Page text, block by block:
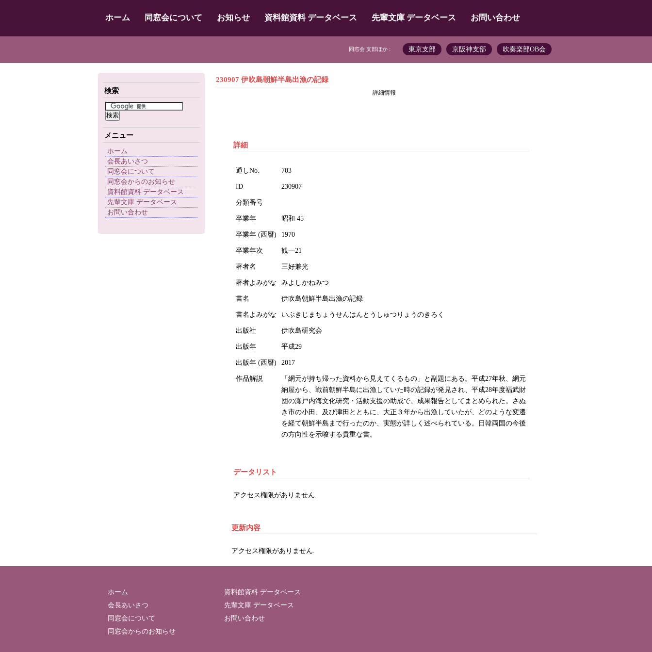
ホーム 同窓会について お知らせ 資料館資料 データベース 先輩文庫 データベース お問い合わせ
同窓会 支部ほか : 東京支部 京阪神支部 吹奏楽部OB会
検索
メニュー
ホーム
会長あいさつ
同窓会について
同窓会からのお知らせ
資料館資料 データベース
先輩文庫 データベース
お問い合わせ
230907 伊吹島朝鮮半島出漁の記録
詳細情報
詳細
通しNo. 703
ID 230907
分類番号
卒業年 昭和 45
卒業年 (西暦) 1970
卒業年次 観一21
著者名 三好兼光
著者よみがな みよしかねみつ
書名 伊吹島朝鮮半島出漁の記録
書名よみがな いぶきじまちょうせんはんとうしゅつりょうのきろく
出版社 伊吹島研究会
出版年 平成29
出版年 (西暦) 2017
作品解説
「網元が持ち帰った資料から見えてくるもの」と副題にある。平成27年秋、網元
納屋から、戦前朝鮮半島に出漁していた時の記録が発見され、平成28年度福武財
団の瀬戸内海文化研究・活動支援の助成で、成果報告としてまとめられた。さぬ
き市の小田、及び津田とともに、大正３年から出漁していたが、どのような変遷
を経て朝鮮半島まで行ったのか、実態が詳しく述べられている。日韓両国の今後
の方向性を示唆する貴重な書。
データリスト
アクセス権限がありません.
更新内容
アクセス権限がありません.
ホーム
会長あいさつ
同窓会について
同窓会からのお知らせ
資料館資料 データベース
先輩文庫 データベース
お問い合わせ